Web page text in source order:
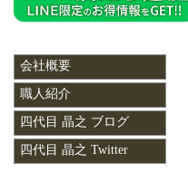
会社概要
職人紹介
四代目 晶之 ブログ
四代目 晶之 Twitter